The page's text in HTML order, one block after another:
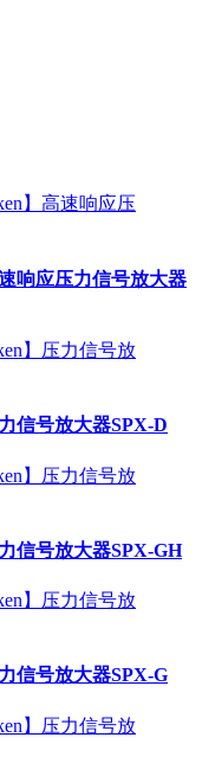
响应压力信号放大器
信号放大器SPX-D
信号放大器SPX-GH
信号放大器SPX-G